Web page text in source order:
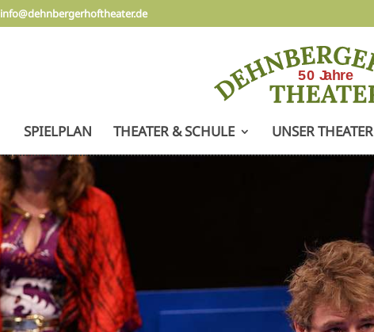
info@dehnbergerhoftheater.de
SPIELPLAN THEATER & SCHULE UNSER THEATER